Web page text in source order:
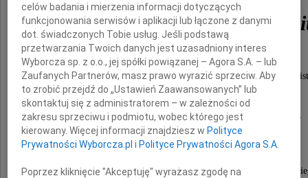
Krzysztof Teodor
znany i ceniony dziennikarz, publicysta,
autor scenariuszy filmowych,
sztuk teatralnych i programów telewizyjnych,
krytyk filmowy, wykładowca akademicki.
Przez wiele lat pełnił funkcje kierownika
celów badania i mierzenia informacji dotyczących
funkcjonowania serwisów i aplikacji lub łączone z danymi
dot. świadczonych Tobie usług. Jeśli podstawą
przetwarzania Twoich danych jest uzasadniony interes
Wyborcza sp. z o.o., jej spółki powiązanej – Agora S.A. – lub
Zaufanych Partnerów, masz prawo wyrazić sprzeciw. Aby
to zrobić przejdź do „Ustawień Zaawansowanych” lub
skontaktuj się z administratorem – w zależności od
zakresu sprzeciwu i podmiotu, wobec którego jest
kierowany. Więcej informacji znajdziesz w Polityce
Prywatności Wyborcza.pl i Polityce Prywatności Agora S.A.
Poprzez kliknięcie "Akceptuję" wyrażasz zgodę na